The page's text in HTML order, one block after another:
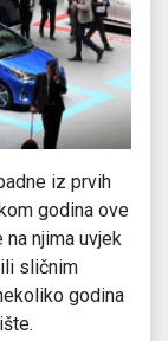
iz prvih
godina ove
njima uvjek
sličnim
godina